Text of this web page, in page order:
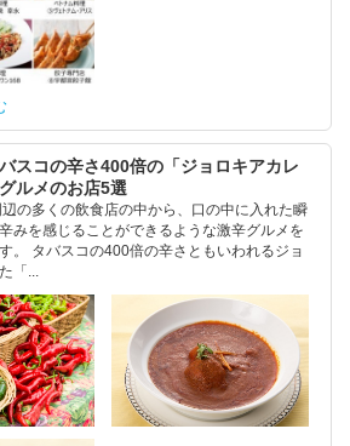
バスコの辛さ400倍の「ジョロキアカレ
ルメのお店5選
の多くの飲食店の中から、口の中に入れた瞬
みを感じることができるような激辛グルメを
。 タバスコの400倍の辛さともいわれるジョ
「...